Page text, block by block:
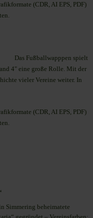
(CDR, AI EPS, PDF)
Das Fußballwapppen spielt
4" eine große Rolle. Mit der
vieler Vereine weiter. In
(CDR, AI EPS, PDF)
Simmering beheimatete